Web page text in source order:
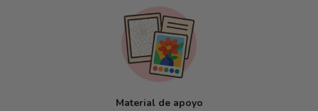
Material de apoyo